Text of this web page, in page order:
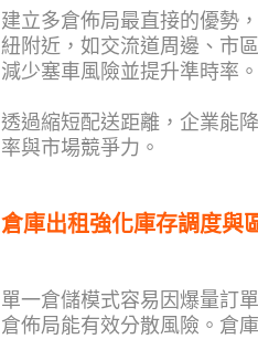
建立多倉佈局最直接的優勢
紐附近，如交流道周邊、市
減少塞車風險並提升準時率。
透過縮短配送距離，企業能
率與市場競爭力。
倉庫出租強化庫存調度與
單一倉儲模式容易因爆量訂
倉佈局能有效分散風險。倉